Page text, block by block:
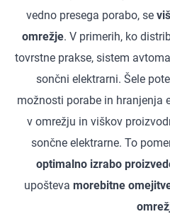
vedno presega porabo, se
omrežje. V primerih, ko
tovrstne prakse, sistem
sončni elektrarni. Šele
možnosti porabe in hranjenja
v omrežju in viškov
sončne elektrarne. To
optimalno izrabo
upošteva morebitne